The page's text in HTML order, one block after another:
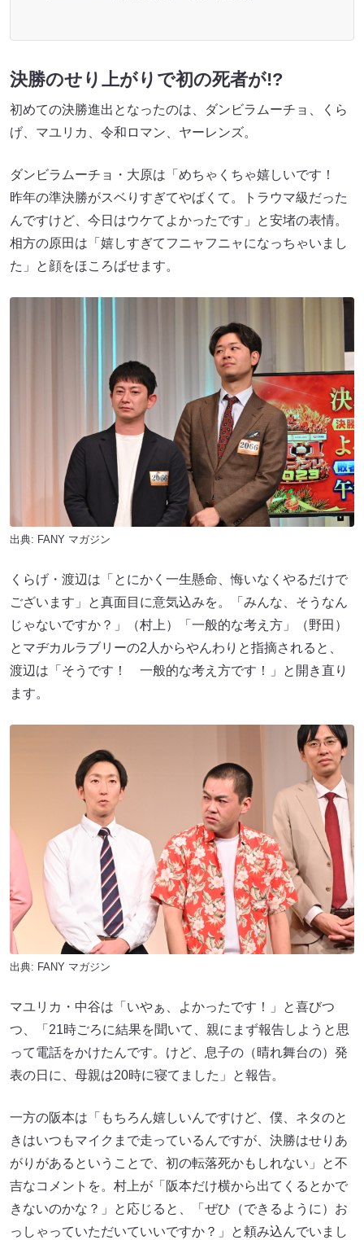
決勝のせり上がりで初の死者が!?
初めての決勝進出となったのは、ダンビラムーチョ、くら
げ、マユリカ、令和ロマン、ヤーレンズ。
ダンビラムーチョ・大原は「めちゃくちゃ嬉しいです！
昨年の準決勝がスベりすぎてやばくて。トラウマ級だった
んですけど、今日はウケてよかったです」と安堵の表情。
相方の原田は「嬉しすぎてフニャフニャになっちゃいまし
た」と顔をほころばせます。
出典: FANY マガジン
くらげ・渡辺は「とにかく一生懸命、悔いなくやるだけで
ございます」と真面目に意気込みを。「みんな、そうなん
じゃないですか？」（村上）「一般的な考え方」（野田）
とマヂカルラブリーの2人からやんわりと指摘されると、
渡辺は「そうです！ 一般的な考え方です！」と開き直り
ます。
出典: FANY マガジン
マユリカ・中谷は「いやぁ、よかったです！」と喜びつ
つ、「21時ごろに結果を聞いて、親にまず報告しようと思
って電話をかけたんです。けど、息子の（晴れ舞台の）発
表の日に、母親は20時に寝てました」と報告。
一方の阪本は「もちろん嬉しいんですけど、僕、ネタのと
きはいつもマイクまで走っているんですが、決勝はせりあ
がりがあるということで、初の転落死かもしれない」と不
吉なコメントを。村上が「阪本だけ横から出てくるとかで
きないのかな？」と応じると、「ぜひ（できるように）お
っしゃっていただいていいですか？」と頼み込んでいまし